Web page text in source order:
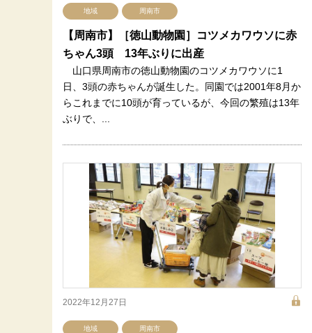
地域 周南市
【周南市】［徳山動物園］コツメカワウソに赤
ちゃん3頭 13年ぶりに出産
山口県周南市の徳山動物園のコツメカワウソに1
日、3頭の赤ちゃんが誕生した。同園では2001年8月か
らこれまでに10頭が育っているが、今回の繁殖は13年
ぶりで、...
2022年12月27日
地域 周南市